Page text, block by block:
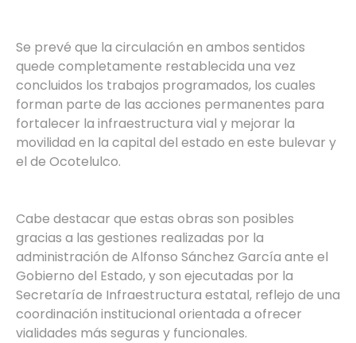
Se prevé que la circulación en ambos sentidos
quede completamente restablecida una vez
concluidos los trabajos programados, los cuales
forman parte de las acciones permanentes para
fortalecer la infraestructura vial y mejorar la
movilidad en la capital del estado en este bulevar y
el de Ocotelulco.
Cabe destacar que estas obras son posibles
gracias a las gestiones realizadas por la
administración de Alfonso Sánchez García ante el
Gobierno del Estado, y son ejecutadas por la
Secretaría de Infraestructura estatal, reflejo de una
coordinación institucional orientada a ofrecer
vialidades más seguras y funcionales.